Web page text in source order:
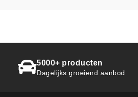
5000+ producten
Dagelijks groeiend aanbod